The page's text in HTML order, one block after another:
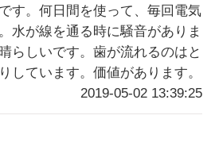
す。何日間を使って、毎回電気
水が線を通る時に騒音がありま
らしいです。歯が流れるのはと
しています。価値があります。
2019-05-02 13:39:25